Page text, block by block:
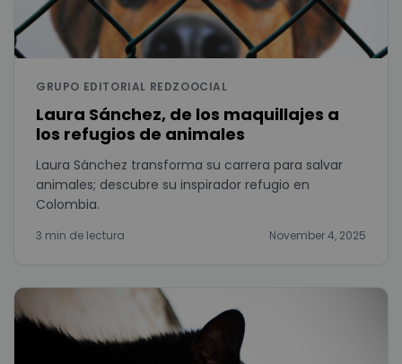
GRUPO EDITORIAL REDZOOCIAL
Laura Sánchez, de los maquillajes a
los refugios de animales
Laura Sánchez transforma su carrera para salvar
animales; descubre su inspirador refugio en
Colombia.
3 min de lectura November 4, 2025